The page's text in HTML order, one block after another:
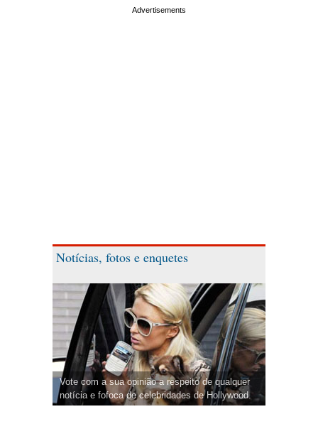
Notícias, fotos e enquetes
Vote com a sua opinião a respeito de qualquer
notícia e fofoca de celebridades de Hollywood.